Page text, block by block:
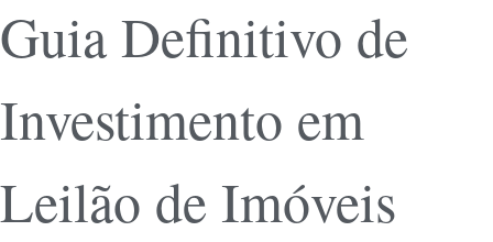
Guia Definitivo de
Investimento em
Leilão de Imóveis